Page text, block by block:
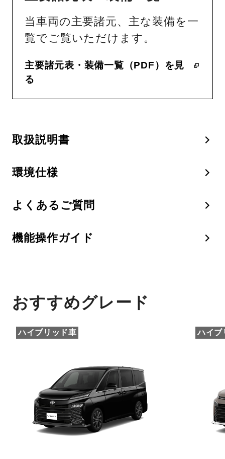
当車両の主要諸元、主な装備を一
覧でご覧いただけます。
主要諸元表・装備一覧（PDF）を見
る
取扱説明書
環境仕様
よくあるご質問
機能操作ガイド
おすすめグレード
ハイブリッド車 ハイブ